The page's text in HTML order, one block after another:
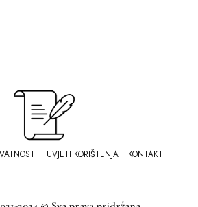
UVJETI KORIŠTENJA KONTAKT